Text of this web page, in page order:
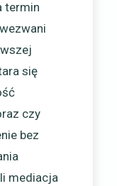
termin
się
czy
bez
mediacja